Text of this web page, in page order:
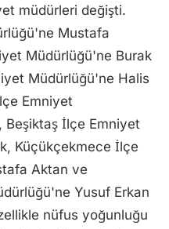
müdürleri değişti.
Mustafa
Müdürlüğü'ne Burak
Müdürlüğü'ne Halis
Emniyet
İlçe Emniyet
Küçükçekmece İlçe
Aktan ve
Yusuf Erkan
nüfus yoğunluğu